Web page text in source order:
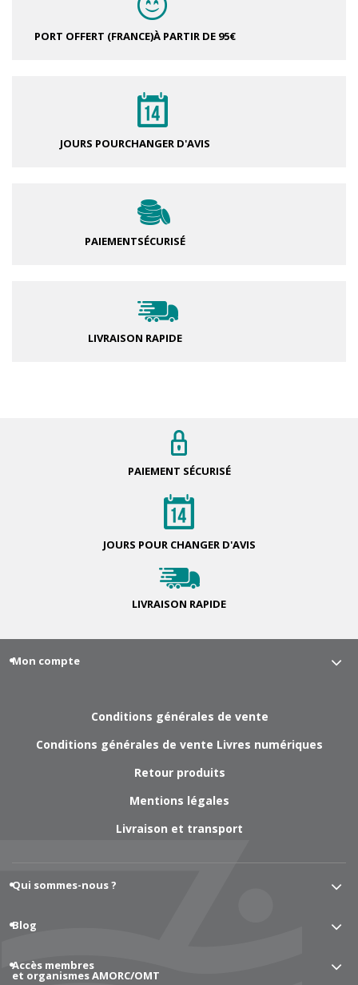
PORT OFFERT (FRANCE)À PARTIR DE 95€
JOURS POURCHANGER D'AVIS
PAIEMENTSÉCURISÉ
LIVRAISON RAPIDE
PAIEMENT SÉCURISÉ
JOURS POUR CHANGER D'AVIS
LIVRAISON RAPIDE
Mon compte
Conditions générales de vente
Conditions générales de vente Livres numériques
Retour produits
Mentions légales
Livraison et transport
Qui sommes-nous ?
Blog
Accès membres
et organismes AMORC/OMT